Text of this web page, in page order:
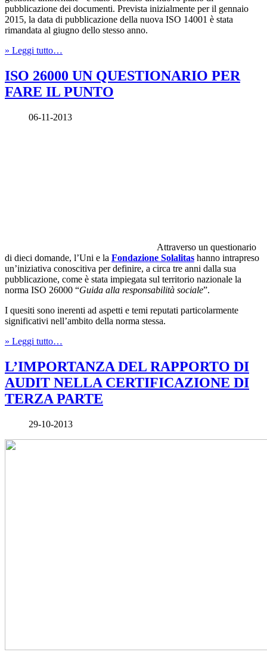
pubblicazione dei documenti. Prevista inizialmente per il gennaio
2015, la data di pubblicazione della nuova ISO 14001 è stata
rimandata al giugno dello stesso anno.
» Leggi tutto…
ISO 26000 UN QUESTIONARIO PER
FARE IL PUNTO
06-11-2013
Attraverso un questionario
di dieci domande, l’Uni e la Fondazione Solalitas hanno intrapreso
un’iniziativa conoscitiva per definire, a circa tre anni dalla sua
pubblicazione, come è stata impiegata sul territorio nazionale la
norma ISO 26000 “Guida alla responsabilità sociale”.
I quesiti sono inerenti ad aspetti e temi reputati particolarmente
significativi nell’ambito della norma stessa.
» Leggi tutto…
L’IMPORTANZA DEL RAPPORTO DI
AUDIT NELLA CERTIFICAZIONE DI
TERZA PARTE
29-10-2013